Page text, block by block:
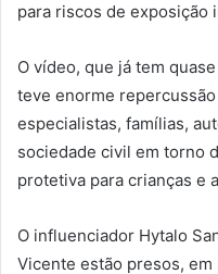
para riscos de exposição
O vídeo, que já tem
teve enorme
especialistas, famílias,
sociedade civil em torno
protetiva para crianças e
O influenciador Hytalo
Vicente estão presos, em